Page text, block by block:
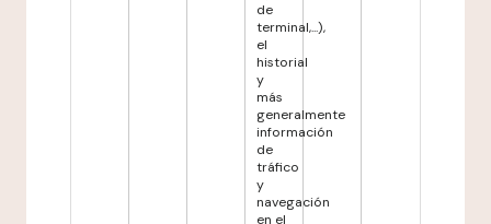
de
terminal,...),
el
historial
y
más
generalmente
información
de
tráfico
y
navegación
en el